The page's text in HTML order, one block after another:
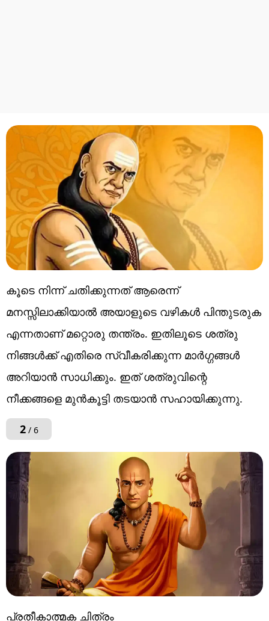
കൂടെ നിന്ന് ചതിക്കുന്നത് ആരെന്ന്
മനസ്സിലാക്കിയാൽ അയാളുടെ വഴികൾ പിന്തുടരുക
എന്നതാണ് മറ്റൊരു തന്ത്രം. ഇതിലൂടെ ശത്രു
നിങ്ങൾക്ക് എതിരെ സ്വീകരിക്കുന്ന മാർഗ്ഗങ്ങൾ
അറിയാൻ സാധിക്കും. ഇത് ശത്രുവിന്റെ
നീക്കങ്ങളെ മുൻകൂട്ടി തടയാൻ സഹായിക്കുന്നു.
2/ 6
പ്രതീകാത്മക ചിത്രം